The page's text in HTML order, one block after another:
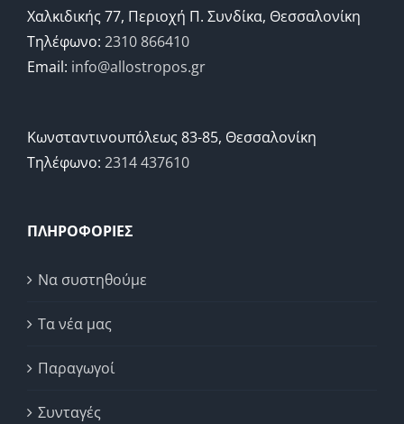
Χαλκιδικής 77, Περιοχή Π. Συνδίκα, Θεσσαλονίκη
Τηλέφωνο: 2310 866410
Email: info@allostropos.gr
Κωνσταντινουπόλεως 83-85, Θεσσαλονίκη
Τηλέφωνο: 2314 437610
ΠΛΗΡΟΦΟΡΙΕΣ
Να συστηθούμε
Τα νέα μας
Παραγωγοί
Συνταγές